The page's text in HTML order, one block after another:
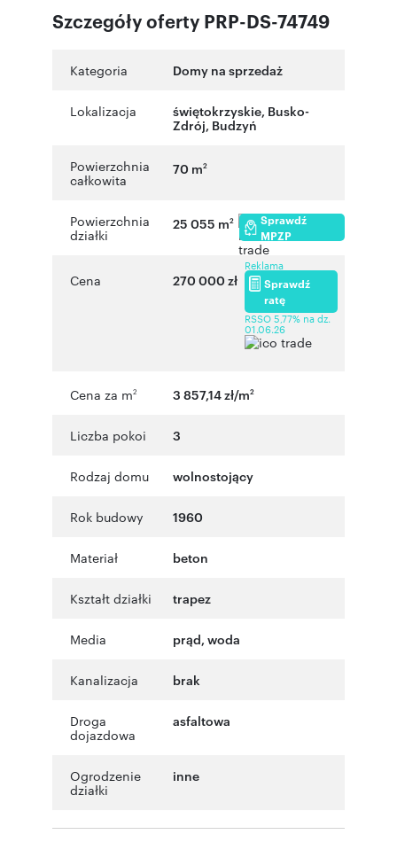
Szczegóły oferty PRP-DS-74749
Kategoria Domy na sprzedaż
Lokalizacja świętokrzyskie, Busko-
Zdrój, Budzyń
Powierzchnia
całkowita
70 m2
Powierzchnia
działki
25 055 m2
Sprawdź
MPZP
Cena 270 000 zł
Reklama
Sprawdź
ratę
RSSO 5,77% na dz.
01.06.26
Cena za m2 3 857,14 zł/m2
Liczba pokoi 3
Rodzaj domu wolnostojący
Rok budowy 1960
Materiał beton
Kształt działki trapez
Media prąd, woda
Kanalizacja brak
Droga
dojazdowa
asfaltowa
Ogrodzenie
działki
inne